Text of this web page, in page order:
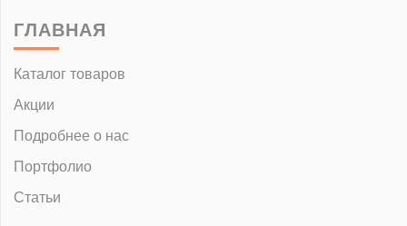
ГЛАВНАЯ
Каталог товаров
Акции
Подробнее о нас
Портфолио
Статьи